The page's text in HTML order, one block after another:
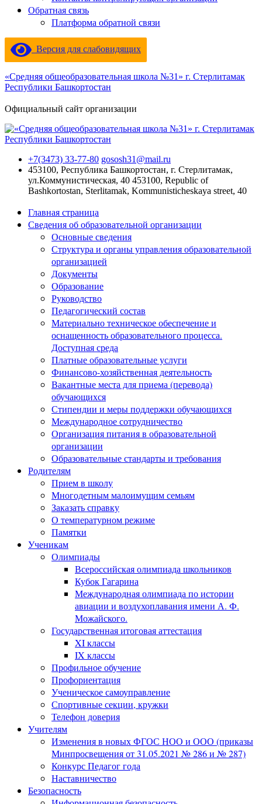
Обратная связь
Платформа обратной связи
Версия для слабовидящих
«Средняя общеобразовательная школа №31» г. Стерлитамак
Республики Башкортостан
Официальный сайт организации
+7(3473) 33-77-80 gososh31@mail.ru
453100, Республика Башкортостан, г. Стерлитамак,
ул.Коммунистическая, 40 453100, Republic of
Bashkortostan, Sterlitamak, Kommunisticheskaya street, 40
Главная страница
Сведения об образовательной организации
Основные сведения
Структура и органы управления образовательной
организацией
Документы
Образование
Руководство
Педагогический состав
Материально техническое обеспечение и
оснащенность образовательного процесса.
Доступная среда
Платные образовательные услуги
Финансово-хозяйственная деятельность
Вакантные места для приема (перевода)
обучающихся
Стипендии и меры поддержки обучающихся
Международное сотрудничество
Организация питания в образовательной
организации
Образовательные стандарты и требования
Родителям
Прием в школу
Многодетным малоимущим семьям
Заказать справку
О температурном режиме
Памятки
Ученикам
Олимпиады
Всероссийская олимпиада школьников
Кубок Гагарина
Международная олимпиада по истории
авиации и воздухоплавания имени А. Ф.
Можайского.
Государственная итоговая аттестация
XI классы
IX классы
Профильное обучение
Профориентация
Ученическое самоуправление
Спортивные секции, кружки
Телефон доверия
Учителям
Изменения в новых ФГОС НОО и ООО (приказы
Минпросвещения от 31.05.2021 № 286 и № 287)
Конкурс Педагог года
Наставничество
Безопасность